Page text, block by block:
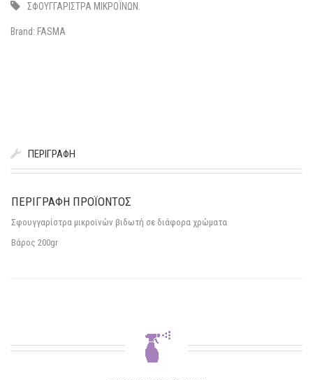
ΣΦΟΥΓΓΑΡΙΣΤΡΑ ΜΙΚΡΟΪΝΩΝ
Brand: FASMA
ΠΕΡΙΓΡΑΦΉ
ΠΕΡΙΓΡΑΦΉ ΠΡΟΪΌΝΤΟΣ
Σφουγγαρίστρα μικροϊνών βιδωτή σε διάφορα χρώματα
Βάρος 200gr